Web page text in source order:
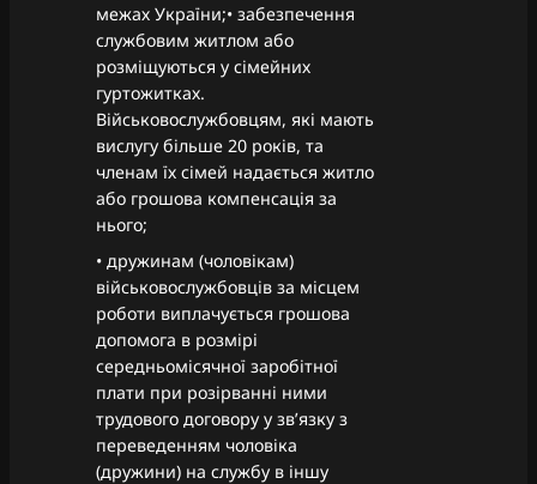
межах України;• забезпечення
службовим житлом або
розміщуються у сімейних
гуртожитках.
Військовослужбовцям, які мають
вислугу більше 20 років, та
членам їх сімей надається житло
або грошова компенсація за
нього;
• дружинам (чоловікам)
військовослужбовців за місцем
роботи виплачується грошова
допомога в розмірі
середньомісячної заробітної
плати при розірванні ними
трудового договору у зв’язку з
переведенням чоловіка
(дружини) на службу в іншу